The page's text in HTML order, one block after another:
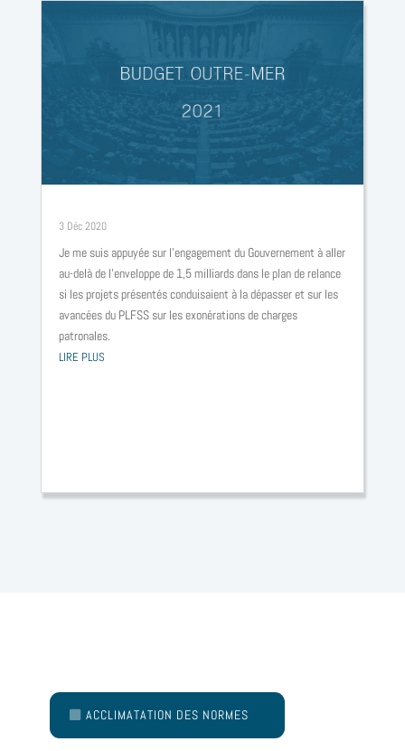
3 Déc 2020
Je me suis appuyée sur l’engagement du Gouvernement à aller
au-delà de l’enveloppe de 1,5 milliards dans le plan de relance
si les projets présentés conduisaient à la dépasser et sur les
avancées du PLFSS sur les exonérations de charges
patronales.
LIRE PLUS
ACCLIMATATION DES NORMES